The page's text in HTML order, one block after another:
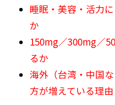
睡眠・美容・活力
か
150mg／300mg／
るか
海外（台湾・中国
方が増えている理由